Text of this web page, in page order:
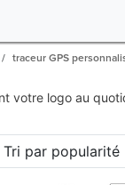
traceur GPS
logo au